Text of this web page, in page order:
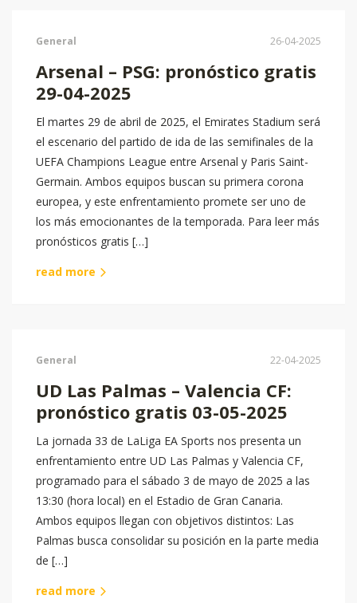
General 26-04-2025
Arsenal – PSG: pronóstico gratis
29-04-2025
El martes 29 de abril de 2025, el Emirates Stadium será
el escenario del partido de ida de las semifinales de la
UEFA Champions League entre Arsenal y Paris Saint-
Germain. Ambos equipos buscan su primera corona
europea, y este enfrentamiento promete ser uno de
los más emocionantes de la temporada.​ Para leer más
pronósticos gratis […]
read more
General 22-04-2025
UD Las Palmas – Valencia CF:
pronóstico gratis 03-05-2025
La jornada 33 de LaLiga EA Sports nos presenta un
enfrentamiento entre UD Las Palmas y Valencia CF,
programado para el sábado 3 de mayo de 2025 a las
13:30 (hora local) en el Estadio de Gran Canaria.
Ambos equipos llegan con objetivos distintos: Las
Palmas busca consolidar su posición en la parte media
de […]
read more